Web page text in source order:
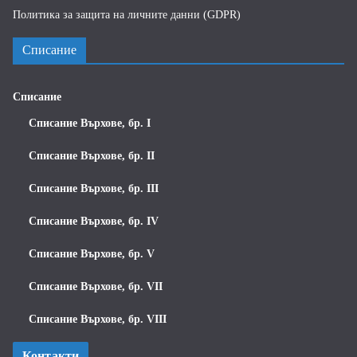
Политика за защита на личните данни (GDPR)
Списание
Списание
Списание Върхове, бр. I
Списание Върхове, бр. II
Списание Върхове, бр. III
Списание Върхове, бр. IV
Списание Върхове, бр. V
Списание Върхове, бр. VII
Списание Върхове, бр. VIII